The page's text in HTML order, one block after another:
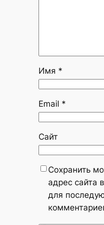
Имя *
Email *
Сайт
Сохранить
адрес сайта
для